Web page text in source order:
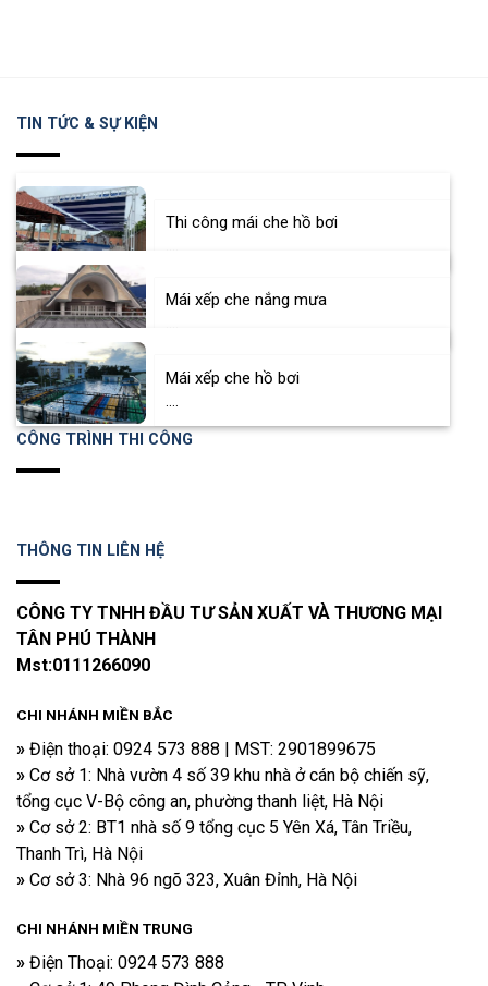
TIN TỨC & SỰ KIỆN
Thi công mái che hồ bơi
Mái xếp che nắng mưa
Mái xếp che hồ bơi
CÔNG TRÌNH THI CÔNG
THÔNG TIN LIÊN HỆ
CÔNG TY TNHH ĐẦU TƯ SẢN XUẤT VÀ THƯƠNG MẠI
TÂN PHÚ THÀNH
Mst:0111266090
CHI NHÁNH MIỀN BẮC
»Điện thoại​: 0924 573 888 | MST: 2901899675
»Cơ sở 1: Nhà vườn 4 số 39 khu nhà ở cán bộ chiến sỹ,
tổng cục V-Bộ công an, phường thanh liệt, Hà Nội
»Cơ sở 2: BT1 nhà số 9 tổng cục 5 Yên Xá, Tân Triều,
Thanh Trì, Hà Nội
»Cơ sở 3: Nhà 96 ngõ 323, Xuân Đỉnh, Hà Nội
CHI NHÁNH MIỀN TRUNG
»Điện Thoại: 0924 573 888